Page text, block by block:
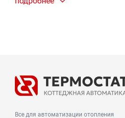
Все для автоматизации отопления